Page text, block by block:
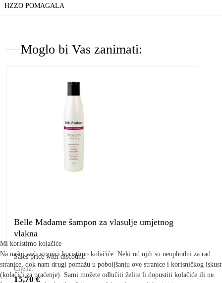
HZZO POMAGALA
Moglo bi Vas zanimati:
Belle Madame šampon za vlasulje umjetnog
vlakna
Sales price with discount:
Cijena:
15,70 €
Mi koristimo kolačiće
Na našoj web stranici koristimo kolačiće. Neki od njih su neophodni za rad
stranice, dok nam drugi pomažu u poboljšanju ove stranice i korisničkog
(kolačići za praćenje). Sami možete odlučiti želite li dopustiti kolačiće ili ne.